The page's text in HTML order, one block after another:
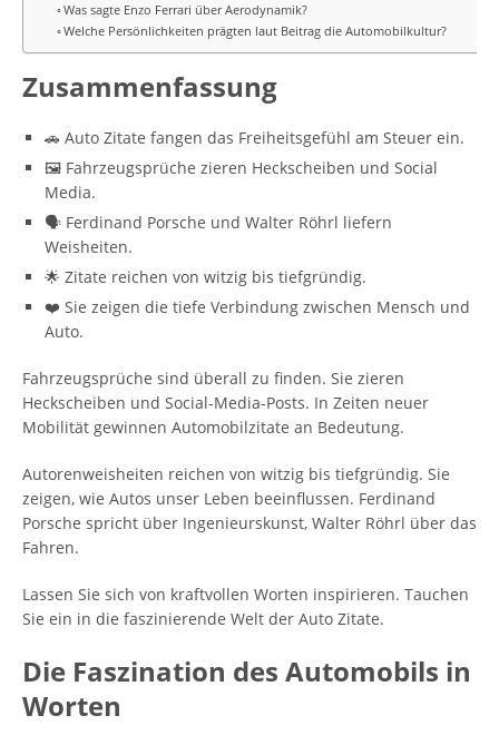
Was sagte Enzo Ferrari über Aerodynamik?
Welche Persönlichkeiten prägten laut Beitrag die Automobilkultur?
Zusammenfassung
🚗 Auto Zitate fangen das Freiheitsgefühl am Steuer ein.
🖼️ Fahrzeugsprüche zieren Heckscheiben und Social
Media.
🗣️ Ferdinand Porsche und Walter Röhrl liefern
Weisheiten.
🌟 Zitate reichen von witzig bis tiefgründig.
❤️ Sie zeigen die tiefe Verbindung zwischen Mensch und
Auto.
Fahrzeugsprüche sind überall zu finden. Sie zieren
Heckscheiben und Social-Media-Posts. In Zeiten neuer
Mobilität gewinnen Automobilzitate an Bedeutung.
Autorenweisheiten reichen von witzig bis tiefgründig. Sie
zeigen, wie Autos unser Leben beeinflussen. Ferdinand
Porsche spricht über Ingenieurskunst, Walter Röhrl über das
Fahren.
Lassen Sie sich von kraftvollen Worten inspirieren. Tauchen
Sie ein in die faszinierende Welt der Auto Zitate.
Die Faszination des Automobils in
Worten